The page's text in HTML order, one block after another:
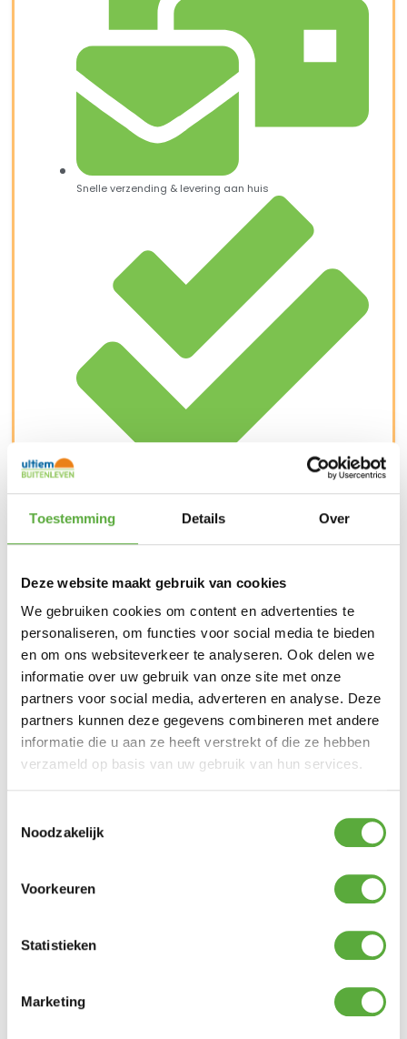
Toestemming Details Over
Deze website maakt gebruik van cookies
We gebruiken cookies om content en advertenties te
personaliseren, om functies voor social media te bieden
en om ons websiteverkeer te analyseren. Ook delen we
informatie over uw gebruik van onze site met onze
partners voor social media, adverteren en analyse. Deze
partners kunnen deze gegevens combineren met andere
informatie die u aan ze heeft verstrekt of die ze hebben
verzameld op basis van uw gebruik van hun services.
Noodzakelijk
Voorkeuren
Statistieken
Marketing
Snelle verzending & levering aan huis
SKU601036734 + 800405034Categorieën
Stoel-
Bank loungesets tuin
Kleur Beige
Materiaal Aluminium
Materiaal 2 Textileen
Aantal zitplaatsen 5
Zit hoogte 43 cm
SKU 601036734 + 800405034